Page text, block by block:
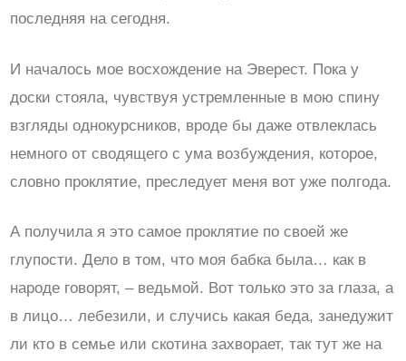
последняя на сегодня.
И началось мое восхождение на Эверест. Пока у
доски стояла, чувствуя устремленные в мою спину
взгляды однокурсников, вроде бы даже отвлеклась
немного от сводящего с ума возбуждения, которое,
словно проклятие, преследует меня вот уже полгода.
А получила я это самое проклятие по своей же
глупости. Дело в том, что моя бабка была… как в
народе говорят, – ведьмой. Вот только это за глаза, а
в лицо… лебезили, и случись какая беда, занедужит
ли кто в семье или скотина захворает, так тут же на